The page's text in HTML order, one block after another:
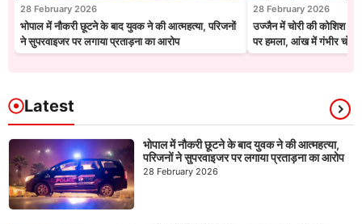
28 February 2026
भोपाल में नौकरी छूटने के बाद युवक ने की आत्महत्या, परिजनों
ने सुपरवाइजर पर लगाया प्रताड़ना का आरोप
28 February 2026
उज्जैन में चोरी की कोशिश
पर हमला, आंख में गंभीर चोट
Latest
भोपाल में नौकरी छूटने के बाद युवक ने की आत्महत्या,
परिजनों ने सुपरवाइजर पर लगाया प्रताड़ना का आरोप
28 February 2026